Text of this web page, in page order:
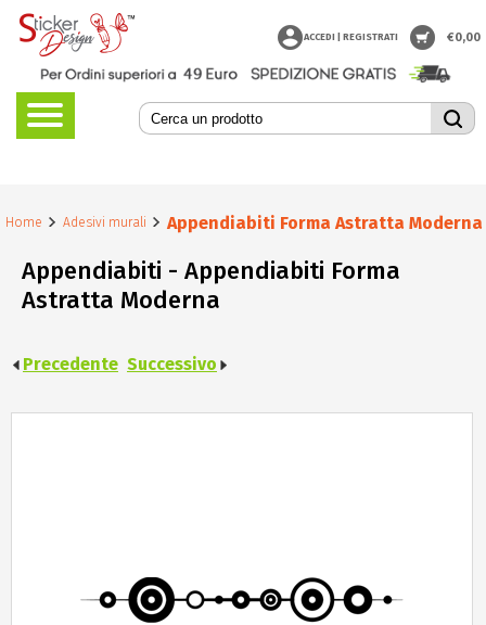
Home Adesivi murali Appendiabiti Forma Astratta Moderna
Appendiabiti - Appendiabiti Forma
Astratta Moderna
Precedente Successivo
ACCEDI | REGISTRATI €0,00